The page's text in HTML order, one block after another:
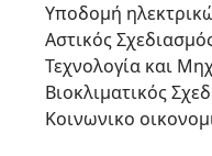
Υποδομή
Αστικός
Τεχνολογία και
Βιοκλιματικός
Κοινωνικο